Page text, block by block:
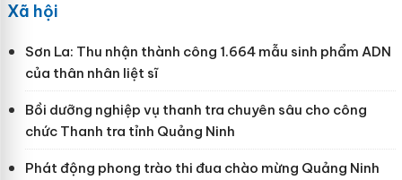
Xã hội
Sơn La: Thu nhận thành công 1.664 mẫu sinh phẩm ADN
của thân nhân liệt sĩ
Bồi dưỡng nghiệp vụ thanh tra chuyên sâu cho công
chức Thanh tra tỉnh Quảng Ninh
Phát động phong trào thi đua chào mừng Quảng Ninh